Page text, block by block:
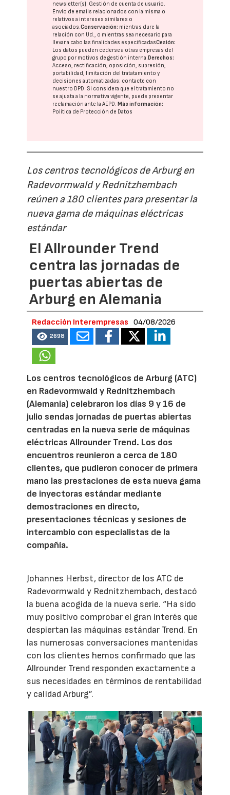
newsletter(s). Gestión de cuenta de usuario.
Envío de emails relacionados con la misma o
relativos a intereses similares o
asociados.Conservación: mientras dure la
relación con Ud., o mientras sea necesario para
llevar a cabo las finalidades especificadasCesión:
Los datos pueden cederse a otras empresas del
grupo por motivos de gestión interna.Derechos:
Acceso, rectificación, oposición, supresión,
portabilidad, limitación del tratatamiento y
decisiones automatizadas: contacte con
nuestro DPD. Si considera que el tratamiento no
se ajusta a la normativa vigente, puede presentar
reclamación ante laAEPD.Más información:
Política de Protección de Datos
Los centros tecnológicos de Arburg en
Radevormwald y Rednitzhembach
reúnen a 180 clientes para presentar la
nueva gama de máquinas eléctricas
estándar
El Allrounder Trend
centra las jornadas de
puertas abiertas de
Arburg en Alemania
Redacción Interempresas 04/08/2026
2698
Los centros tecnológicos de Arburg (ATC)
en Radevormwald y Rednitzhembach
(Alemania) celebraron los días 9 y 16 de
julio sendas jornadas de puertas abiertas
centradas en la nueva serie de máquinas
eléctricas Allrounder Trend. Los dos
encuentros reunieron a cerca de 180
clientes, que pudieron conocer de primera
mano las prestaciones de esta nueva gama
de inyectoras estándar mediante
demostraciones en directo,
presentaciones técnicas y sesiones de
intercambio con especialistas de la
compañía.
Johannes Herbst, director de los ATC de
Radevormwald y Rednitzhembach, destacó
la buena acogida de la nueva serie. “Ha sido
muy positivo comprobar el gran interés que
despiertan las máquinas estándar Trend. En
las numerosas conversaciones mantenidas
con los clientes hemos confirmado que las
Allrounder Trend responden exactamente a
sus necesidades en términos de rentabilidad
y calidad Arburg”.